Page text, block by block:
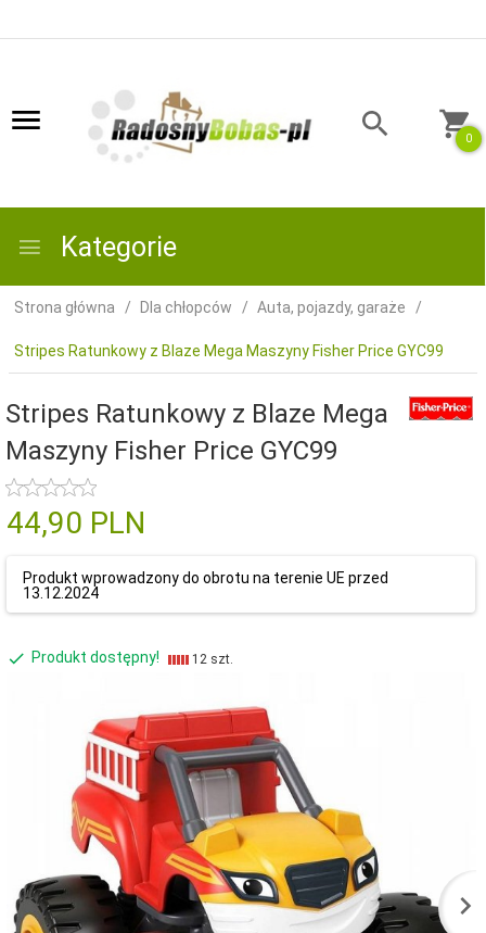
0
Kategorie
Strona główna Dla chłopców Auta, pojazdy, garaże
Stripes Ratunkowy z Blaze Mega Maszyny Fisher Price GYC99
Stripes Ratunkowy z Blaze Mega
Maszyny Fisher Price GYC99
44,90 PLN
Produkt wprowadzony do obrotu na terenie UE przed
13.12.2024
Produkt dostępny! 12 szt.